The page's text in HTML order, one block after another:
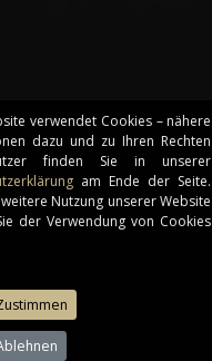
verwendet Cookies – nähere
dazu und zu Ihren Rechten
finden Sie in unserer
am Ende der Seite.
Nutzung unserer Website
der Verwendung von Cookies